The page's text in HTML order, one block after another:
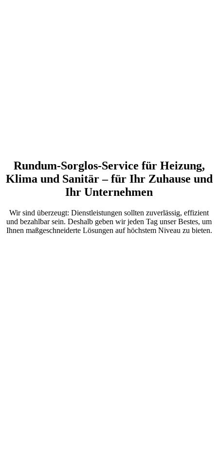
Rundum-Sorglos-Service für Heizung,
Klima und Sanitär – für Ihr Zuhause und
Ihr Unternehmen
Wir sind überzeugt: Dienstleistungen sollten zuverlässig, effizient
und bezahlbar sein. Deshalb geben wir jeden Tag unser Bestes, um
Ihnen maßgeschneiderte Lösungen auf höchstem Niveau zu bieten.